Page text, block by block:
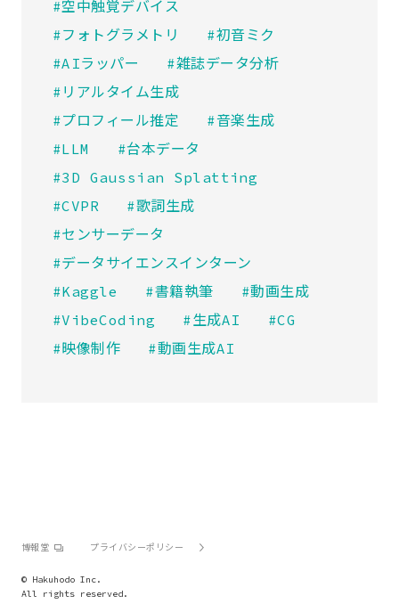
#空中触覚デバイス
#フォトグラメトリ
#初音ミク
#AIラッパー
#雑誌データ分析
#リアルタイム生成
#プロフィール推定
#音楽生成
#LLM
#台本データ
#3D Gaussian Splatting
#CVPR
#歌詞生成
#センサーデータ
#データサイエンスインターン
#Kaggle
#書籍執筆
#動画生成
#VibeCoding
#生成AI
#CG
#映像制作
#動画生成AI
博報堂 プライバシーポリシー
© Hakuhodo Inc.
All rights reserved.